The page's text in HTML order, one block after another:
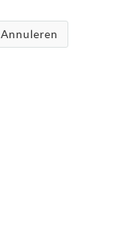
Annuleren